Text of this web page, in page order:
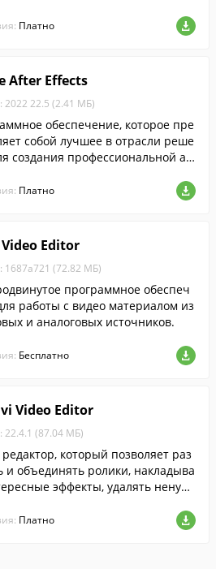
Платно
After Effects
2022 22.5 (2.41 МБ)
обеспечение, которое пре
собой лучшее в отрасли реше
создания профессиональной ан
эффектов....
Платно
Editor
1687a721 (72.82 МБ)
программное обеспеч
работы с видео материалом из
и аналоговых источников.
Бесплатно
Video Editor
22.4.1 (87.04 МБ)
который позволяет раз
и объединять ролики, накладыва
эффекты, удалять ненуж
Платно